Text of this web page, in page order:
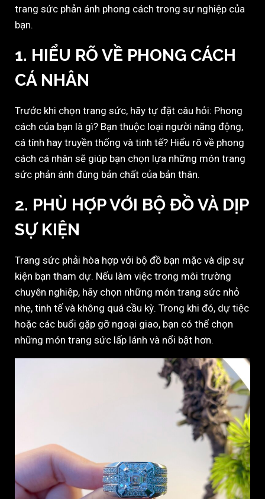
trang sức phản ánh phong cách trong sự nghiệp của
bạn.
1. HIỂU RÕ VỀ PHONG CÁCH
CÁ NHÂN
Trước khi chọn trang sức, hãy tự đặt câu hỏi: Phong
cách của bạn là gì? Bạn thuộc loại người năng động,
cá tính hay truyền thống và tinh tế? Hiểu rõ về phong
cách cá nhân sẽ giúp bạn chọn lựa những món trang
sức phản ánh đúng bản chất của bản thân.
2. PHÙ HỢP VỚI BỘ ĐỒ VÀ DỊP
SỰ KIỆN
Trang sức phải hòa hợp với bộ đồ bạn mặc và dịp sự
kiện bạn tham dự. Nếu làm việc trong môi trường
chuyên nghiệp, hãy chọn những món trang sức nhỏ
nhẹ, tinh tế và không quá cầu kỳ. Trong khi đó, dự tiệc
hoặc các buổi gặp gỡ ngoại giao, bạn có thể chọn
những món trang sức lấp lánh và nổi bật hơn.